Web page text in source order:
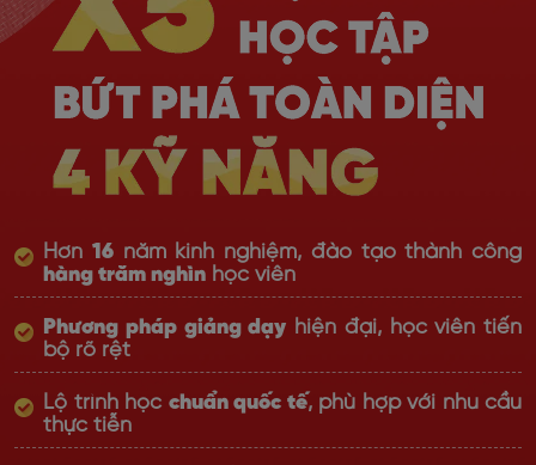
Hơn 16năm kinh nghiệm, đào tạo thành công
hàng trăm nghìn học viên
Phương pháp giảng dạy hiện đại, học viên tiến
bộ rõ rệt
Lộ trình học chuẩn quốc tế, phù hợp với nhu cầu
thực tiễn